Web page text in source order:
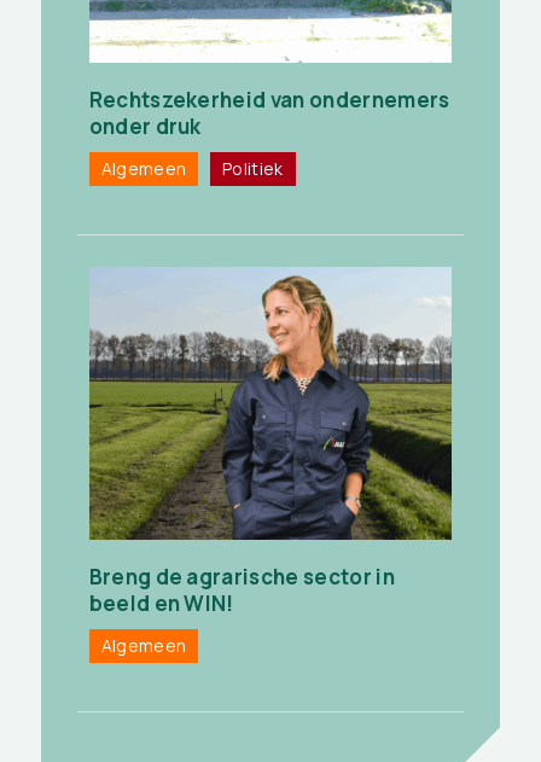
Rechtszekerheid van ondernemers
onder druk
Algemeen Politiek
Breng de agrarische sector in
beeld en WIN!
Algemeen